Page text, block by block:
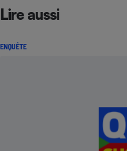
Lire aussi
ENQUÊTE